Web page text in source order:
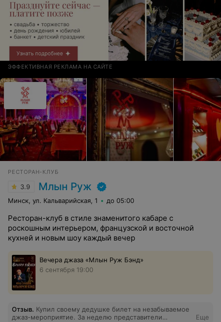
ЭФФЕКТИВНАЯ РЕКЛАМА НА САЙТЕ
РЕСТОРАН-КЛУБ
3.9 Млын Руж
Минск, ул. Кальварийская, 1 до 05:00
Ресторан-клуб в стиле знаменитого кабаре с
роскошным интерьером, французской и восточной
кухней и новым шоу каждый вечер
Вечера джаза «Млын Руж Бэнд»
6 сентября 19:00
Отзыв. Купил своему дедушке билет на незабываемое
джаз-мероприятие. За неделю представители
Еще